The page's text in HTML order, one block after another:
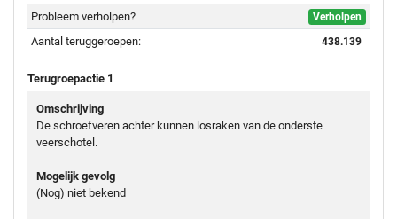
Probleem verholpen?
Verholpen
Aantal teruggeroepen: 438.139
Terugroepactie 1
Omschrijving
De schroefveren achter kunnen losraken van de onderste
veerschotel.
Mogelijk gevolg
(Nog) niet bekend